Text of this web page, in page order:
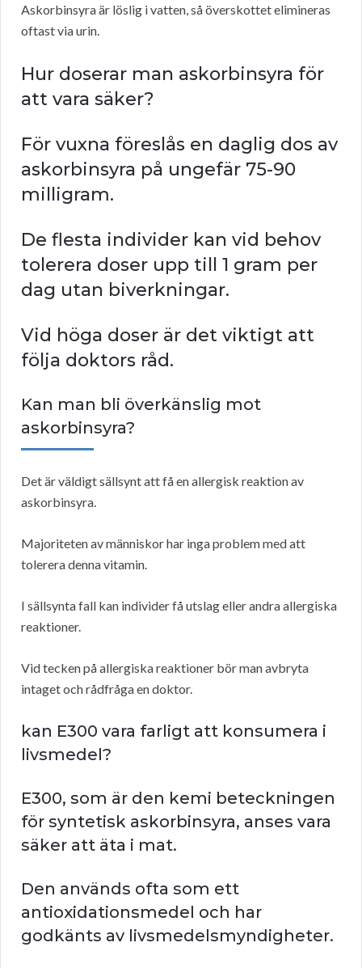
Askorbinsyra är löslig i vatten, så överskottet elimineras
oftast via urin.
Hur doserar man askorbinsyra för
att vara säker?
För vuxna föreslås en daglig dos av
askorbinsyra på ungefär 75-90
milligram.
De flesta individer kan vid behov
tolerera doser upp till 1 gram per
dag utan biverkningar.
Vid höga doser är det viktigt att
följa doktors råd.
Kan man bli överkänslig mot
askorbinsyra?
Det är väldigt sällsynt att få en allergisk reaktion av
askorbinsyra.
Majoriteten av människor har inga problem med att
tolerera denna vitamin.
I sällsynta fall kan individer få utslag eller andra allergiska
reaktioner.
Vid tecken på allergiska reaktioner bör man avbryta
intaget och rådfråga en doktor.
kan E300 vara farligt att konsumera i
livsmedel?
E300, som är den kemi beteckningen
för syntetisk askorbinsyra, anses vara
säker att äta i mat.
Den används ofta som ett
antioxidationsmedel och har
godkänts av livsmedelsmyndigheter.